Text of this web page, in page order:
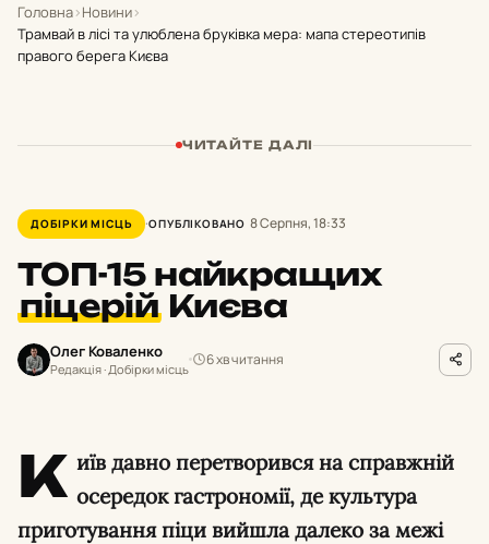
Головна›Новини›
Трамвай в лісі та улюблена бруківка мера: мапа стереотипів
правого берега Києва
ЧИТАЙТЕ ДАЛІ
ДОБІРКИ МІСЦЬ ОПУБЛІКОВАНО 8 Серпня, 18:33
ТОП-15 найкращих
піцерійКиєва
Олег Коваленко
Редакція · Добірки місць
6 хв читання
К иїв давно перетворився на справжній
осередок гастрономії, де культура
приготування піци вийшла далеко за межі